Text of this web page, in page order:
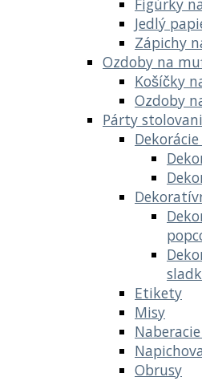
Jedlý
Zápichy
Ozdoby na
Košíčky
Ozdoby
Párty
Etikety
Misy
Obrusy